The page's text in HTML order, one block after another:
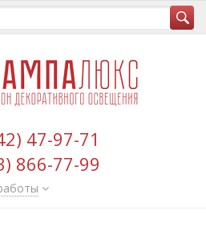
47-97-71
866-77-99